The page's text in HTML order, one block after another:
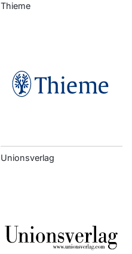
Thieme
Unionsverlag